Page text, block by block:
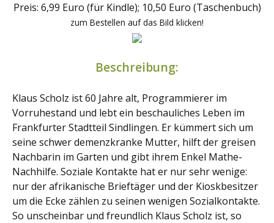
Preis: 6,99 Euro (für Kindle); 10,50 Euro (Taschenbuch)
zum Bestellen auf das Bild klicken!
Beschreibung:
Klaus Scholz ist 60 Jahre alt, Programmierer im
Vorruhestand und lebt ein beschauliches Leben im
Frankfurter Stadtteil Sindlingen. Er kümmert sich um
seine schwer demenzkranke Mutter, hilft der greisen
Nachbarin im Garten und gibt ihrem Enkel Mathe-
Nachhilfe. Soziale Kontakte hat er nur sehr wenige:
nur der afrikanische Brieftäger und der Kioskbesitzer
um die Ecke zählen zu seinen wenigen Sozialkontakte.
So unscheinbar und freundlich Klaus Scholz ist, so